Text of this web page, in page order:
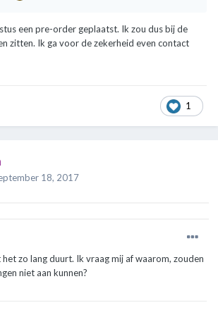
een pre-order geplaatst. Ik zou dus bij de
zitten. Ik ga voor de zekerheid even contact
1
18, 2017
zo lang duurt. Ik vraag mij af waarom, zouden
niet aan kunnen?